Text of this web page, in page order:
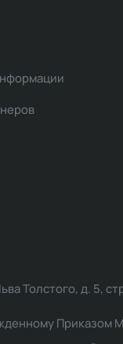
Толстого, д. 5,
Приказом